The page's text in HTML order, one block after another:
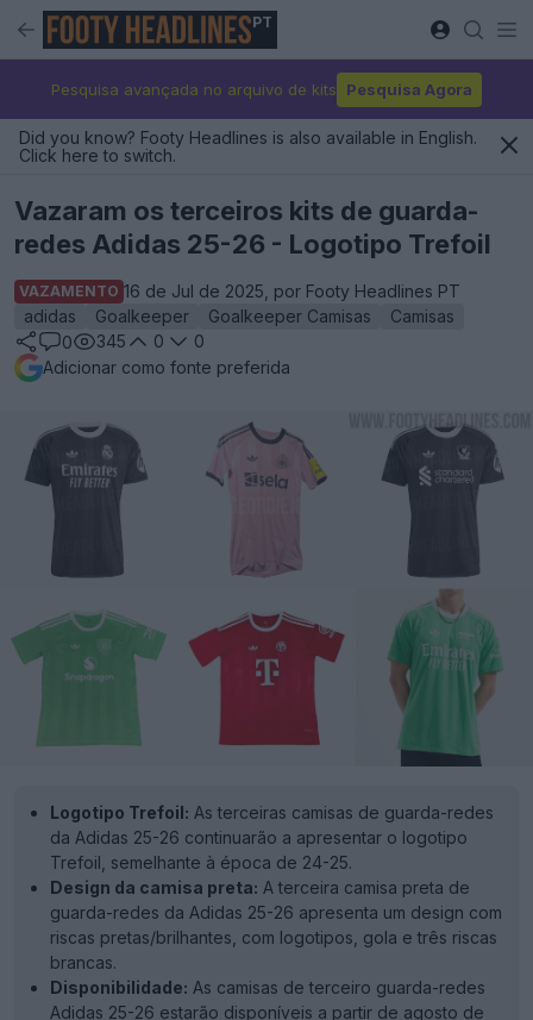
PT
Pesquisa avançada no arquivo de kits Pesquisa Agora
Did you know? Footy Headlines is also available in English.
Click here to switch.
Vazaram os terceiros kits de guarda-
redes Adidas 25-26 - Logotipo Trefoil
VAZAMENTO 16 de Jul de 2025, por Footy Headlines PT
adidas
Goalkeeper Goalkeeper Camisas
Camisas
0
345 0
0
Adicionar como fonte preferida
Logotipo Trefoil: As terceiras camisas de guarda-redes
da Adidas 25-26 continuarão a apresentar o logotipo
Trefoil, semelhante à época de 24-25.
Design da camisa preta: A terceira camisa preta de
guarda-redes da Adidas 25-26 apresenta um design com
riscas pretas/brilhantes, com logotipos, gola e três riscas
brancas.
Disponibilidade: As camisas de terceiro guarda-redes
Adidas 25-26 estarão disponíveis a partir de agosto de